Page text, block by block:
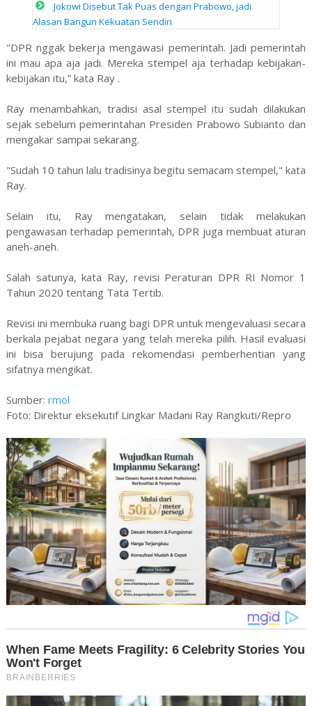
Jokowi Disebut Tak Puas dengan Prabowo, jadi
Alasan Bangun Kekuatan Sendiri
"DPR nggak bekerja mengawasi pemerintah. Jadi pemerintah
ini mau apa aja jadi. Mereka stempel aja terhadap kebijakan-
kebijakan itu,” kata Ray .
Ray menambahkan, tradisi asal stempel itu sudah dilakukan
sejak sebelum pemerintahan Presiden Prabowo Subianto dan
mengakar sampai sekarang.
"Sudah 10 tahun lalu tradisinya begitu semacam stempel," kata
Ray.
Selain itu, Ray mengatakan, selain tidak melakukan
pengawasan terhadap pemerintah, DPR juga membuat aturan
aneh-aneh.
Salah satunya, kata Ray, revisi Peraturan DPR RI Nomor 1
Tahun 2020 tentang Tata Tertib.
Revisi ini membuka ruang bagi DPR untuk mengevaluasi secara
berkala pejabat negara yang telah mereka pilih. Hasil evaluasi
ini bisa berujung pada rekomendasi pemberhentian yang
sifatnya mengikat.
Sumber: rmol
Foto: Direktur eksekutif Lingkar Madani Ray Rangkuti/Repro